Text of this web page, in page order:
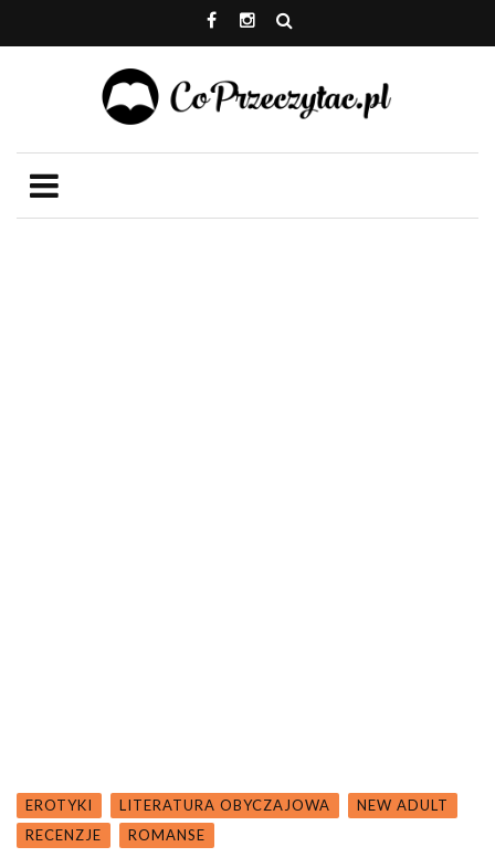
EROTYKI LITERATURA OBYCZAJOWA
NEW ADULT
RECENZJE
ROMANSE